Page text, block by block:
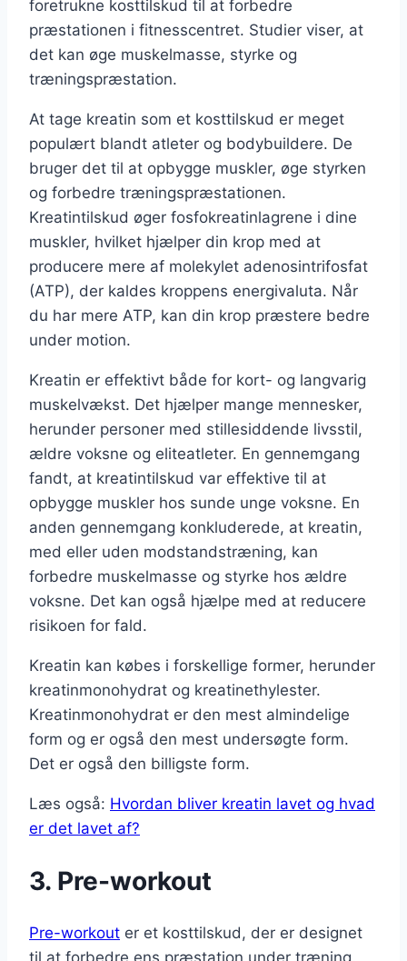
foretrukne kosttilskud til at forbedre
præstationen i fitnesscentret. Studier viser, at
det kan øge muskelmasse, styrke og
træningspræstation.
At tage kreatin som et kosttilskud er meget
populært blandt atleter og bodybuildere. De
bruger det til at opbygge muskler, øge styrken
og forbedre træningspræstationen.
Kreatintilskud øger fosfokreatinlagrene i dine
muskler, hvilket hjælper din krop med at
producere mere af molekylet adenosintrifosfat
(ATP), der kaldes kroppens energivaluta. Når
du har mere ATP, kan din krop præstere bedre
under motion.
Kreatin er effektivt både for kort- og langvarig
muskelvækst. Det hjælper mange mennesker,
herunder personer med stillesiddende livsstil,
ældre voksne og eliteatleter. En gennemgang
fandt, at kreatintilskud var effektive til at
opbygge muskler hos sunde unge voksne. En
anden gennemgang konkluderede, at kreatin,
med eller uden modstandstræning, kan
forbedre muskelmasse og styrke hos ældre
voksne. Det kan også hjælpe med at reducere
risikoen for fald.
Kreatin kan købes i forskellige former, herunder
kreatinmonohydrat og kreatinethylester.
Kreatinmonohydrat er den mest almindelige
form og er også den mest undersøgte form.
Det er også den billigste form.
Læs også: Hvordan bliver kreatin lavet og hvad
er det lavet af?
3. Pre-workout
Pre-workout er et kosttilskud, der er designet
til at forbedre ens præstation under træning.